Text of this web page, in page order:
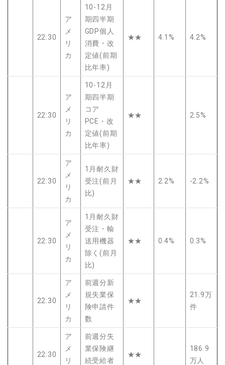
22:30
ア
メ
リ
カ
10-12月
期四半期
GDP個人
消費・改
定値(前期
比年率)
★★ 4.1% 4.2%
22:30
ア
メ
リ
カ
10-12月
期四半期
コア
PCE・改
定値(前期
比年率)
★★ 2.5%
22:30
ア
メ
リ
カ
1月耐久財
受注(前月
比)
★★ 2.2% -2.2%
22:30
ア
メ
リ
カ
1月耐久財
受注・輸
送用機器
除く(前月
比)
★★ 0.4% 0.3%
22:30
ア
メ
リ
カ
前週分新
規失業保
険申請件
数
★★
21.9万
件
22:30
ア
メ
リ
前週分失
業保険継
続受給者
★★
186.9
万人